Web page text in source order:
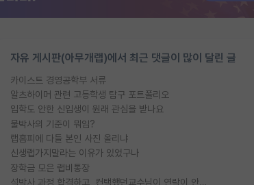
자유 게시판(아무개랩)에서 최근 댓글이 많이 달린 글
카이스트 경영공학부 서류
알츠하이머 관련 고등학생 탐구 포트폴리오
입학도 안한 신입생이 원래 관심을 받나요
물박사의 기준이 뭐임?
랩홈피에 다들 본인 사진 올리냐
신생랩가지말라는 이유가 있었구나
장학금 모은 랩비통장
석박사 과정 합격하고, 컨택했던교수님이 연락이 안됩니다...